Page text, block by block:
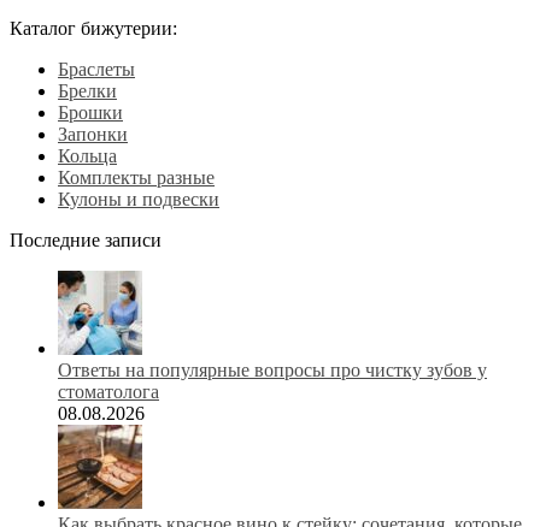
Каталог бижутерии:
Браслеты
Брелки
Брошки
Запонки
Кольца
Комплекты разные
Кулоны и подвески
Последние записи
Ответы на популярные вопросы про чистку зубов у
стоматолога
08.08.2026